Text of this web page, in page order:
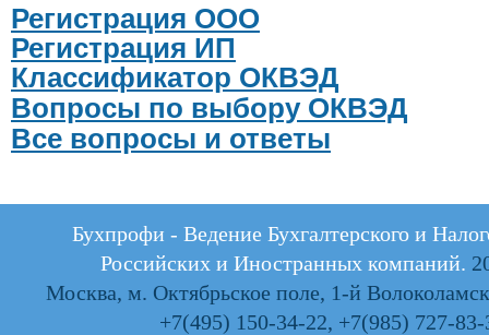
Регистрация ООО
Регистрация ИП
Классификатор ОКВЭД
Вопросы по выбору ОКВЭД
Все вопросы и ответы
Бухпрофи - Ведение Бухгалтерского и
Российских и Иностранных компаний.
Москва, м. Октябрьское поле, 1-й
+7(495) 150-34-22, +7(985) 727-83-